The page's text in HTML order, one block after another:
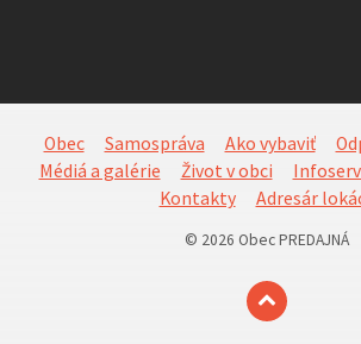
Obec Samospráva Ako vybaviť
Médiá a galérie
Život v obci
Kontakty
Adresár
© 2026 Obec PREDAJNÁ